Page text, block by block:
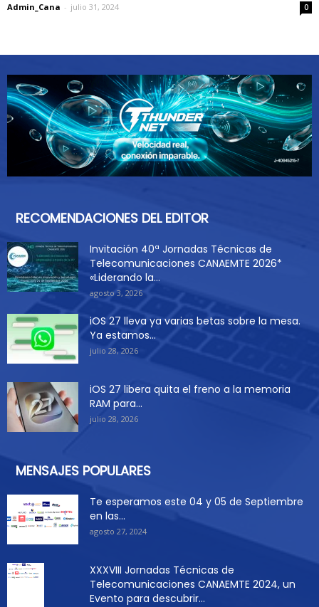
Admin_Cana - julio 31, 2024 0
RECOMENDACIONES DEL EDITOR
Invitación 40ª Jornadas Técnicas de
Telecomunicaciones CANAEMTE 2026*
«Liderando la...
agosto 3, 2026
iOS 27 lleva ya varias betas sobre la mesa.
Ya estamos...
julio 28, 2026
iOS 27 libera quita el freno a la memoria
RAM para...
julio 28, 2026
MENSAJES POPULARES
Te esperamos este 04 y 05 de Septiembre
en las...
agosto 27, 2024
XXXVIII Jornadas Técnicas de
Telecomunicaciones CANAEMTE 2024, un
Evento para descubrir...